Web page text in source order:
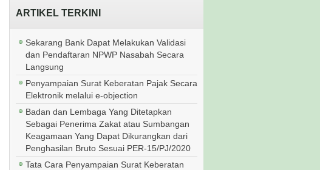
ARTIKEL TERKINI
Sekarang Bank Dapat Melakukan Validasi
dan Pendaftaran NPWP Nasabah Secara
Langsung
Penyampaian Surat Keberatan Pajak Secara
Elektronik melalui e-objection
Badan dan Lembaga Yang Ditetapkan
Sebagai Penerima Zakat atau Sumbangan
Keagamaan Yang Dapat Dikurangkan dari
Penghasilan Bruto Sesuai PER-15/PJ/2020
Tata Cara Penyampaian Surat Keberatan